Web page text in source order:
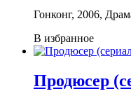
Гонконг, 2006,
В избранное
Продюсер